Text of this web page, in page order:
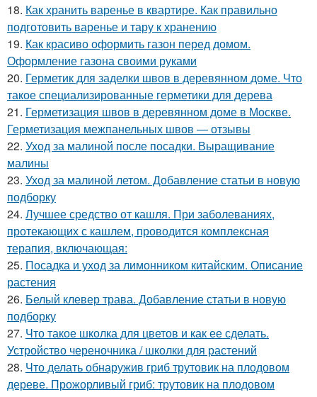
18. Как хранить варенье в квартире. Как правильно
подготовить варенье и тару к хранению
19. Как красиво оформить газон перед домом.
Оформление газона своими руками
20. Герметик для заделки швов в деревянном доме. Что
такое специализированные герметики для дерева
21. Герметизация швов в деревянном доме в Москве.
Герметизация межпанельных швов — отзывы
22. Уход за малиной после посадки. Выращивание
малины
23. Уход за малиной летом. Добавление статьи в новую
подборку
24. Лучшее средство от кашля. При заболеваниях,
протекающих с кашлем, проводится комплексная
терапия, включающая:
25. Посадка и уход за лимонником китайским. Описание
растения
26. Белый клевер трава. Добавление статьи в новую
подборку
27. Что такое школка для цветов и как ее сделать.
Устройство череночника / школки для растений
28. Что делать обнаружив гриб трутовик на плодовом
дереве. Прожорливый гриб: трутовик на плодовом